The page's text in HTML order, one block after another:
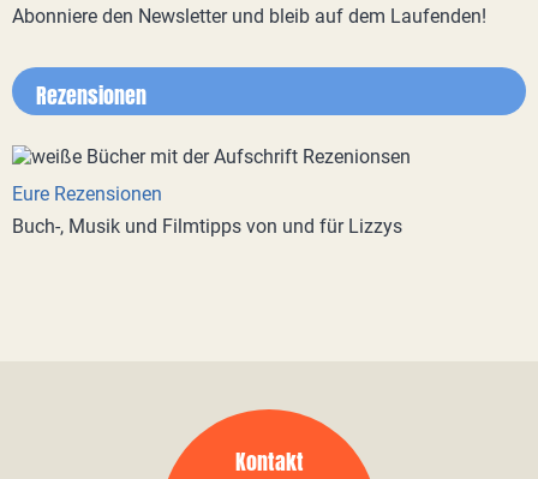
Abonniere den Newsletter und bleib auf dem Laufenden!
Rezensionen
Eure Rezensionen
Buch-, Musik und Filmtipps von und für Lizzys
Kontakt